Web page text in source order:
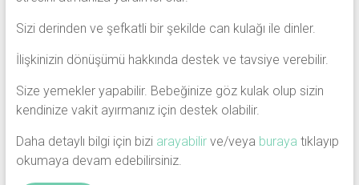
Sizi derinden ve şefkatli bir şekilde can kulağı ile dinler.
İlişkinizin dönüşümü hakkında destek ve tavsiye verebilir.
Size yemekler yapabilir. Bebeğinize göz kulak olup sizin
kendinize vakit ayırmanız için destek olabilir.
Daha detaylı bilgi için bizi arayabilirve/veya buraya tıklayıp
okumaya devam edebilirsiniz.